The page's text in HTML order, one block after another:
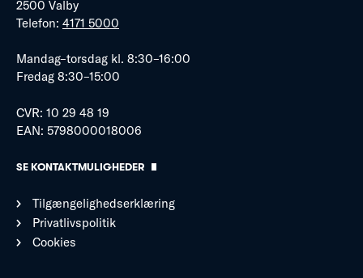
2500 Valby
Telefon: 4171 5000
Mandag–torsdag kl. 8:30–16:00
Fredag 8:30–15:00
CVR: 10 29 48 19
EAN: 5798000018006
SE KONTAKTMULIGHEDER
Tilgængelighedserklæring
Privatlivspolitik
Cookies